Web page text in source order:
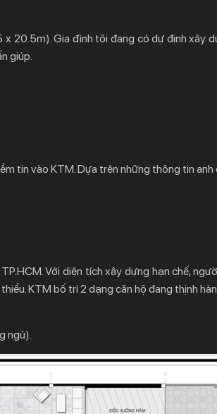
20.5m). Gia đình tôi đang có dự định xây
giúp.
tin vào KTM. Dựa trên những thông tin
Với diện tích xây dựng hạn chế,
KTM bố trí 2 dạng căn hộ đang thịnh
ngủ).